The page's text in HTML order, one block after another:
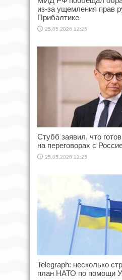
из-за ущемления прав
Прибалтике
25.05.2026 12:25
Стубб заявил, что
на переговорах с
25.05.2026 12:25
Telegraph: несколько
план НАТО по помощи